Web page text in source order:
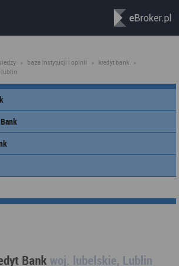
» baza instytucji i opinii » kredyt bank »
lublin
Bank woj. lubelskie, Lublin